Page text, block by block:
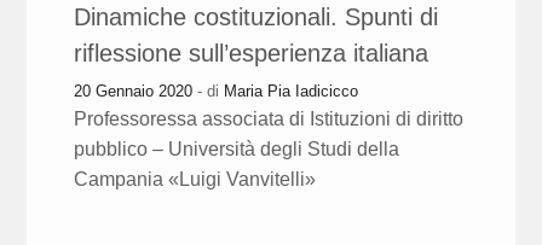
Dinamiche costituzionali. Spunti di
riflessione sull’esperienza italiana
20 Gennaio 2020 - di Maria Pia Iadicicco
Professoressa associata di Istituzioni di diritto
pubblico – Università degli Studi della
Campania «Luigi Vanvitelli»